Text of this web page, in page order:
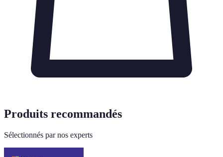
Produits recommandés
Sélectionnés par nos experts